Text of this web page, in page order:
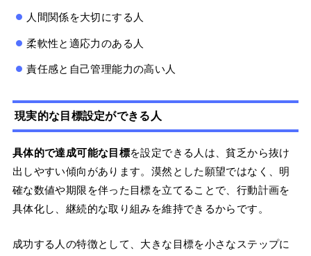
人間関係を大切にする人
柔軟性と適応力のある人
責任感と自己管理能力の高い人
現実的な目標設定ができる人
具体的で達成可能な目標を設定できる人は、貧乏から抜け
出しやすい傾向があります。漠然とした願望ではなく、明
確な数値や期限を伴った目標を立てることで、行動計画を
具体化し、継続的な取り組みを維持できるからです。
成功する人の特徴として、大きな目標を小さなステップに